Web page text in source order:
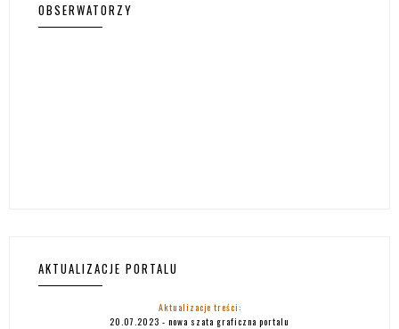
OBSERWATORZY
AKTUALIZACJE PORTALU
Aktualizacje treści:
20.07.2023 - nowa szata graficzna portalu